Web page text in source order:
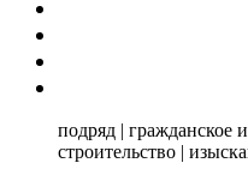
подряд | гражданское
строительство |